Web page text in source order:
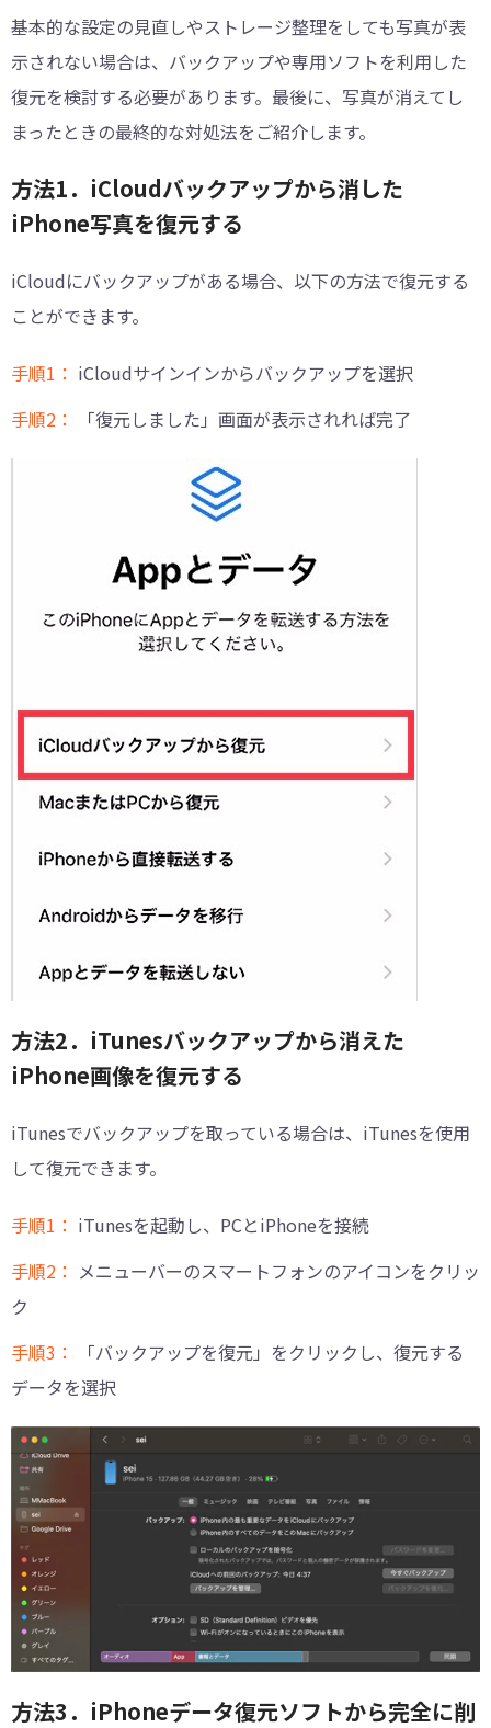
基本的な設定の見直しやストレージ整理をしても写真が表
示されない場合は、バックアップや専用ソフトを利用した
復元を検討する必要があります。最後に、写真が消えてし
まったときの最終的な対処法をご紹介します。
方法1．iCloudバックアップから消した
iPhone写真を復元する
iCloudにバックアップがある場合、以下の方法で復元する
ことができます。
手順1： iCloudサインインからバックアップを選択
手順2：
「復元しました」画面が表示されれば完了
方法2．iTunesバックアップから消えた
iPhone画像を復元する
iTunesでバックアップを取っている場合は、iTunesを使用
して復元できます。
手順1： iTunesを起動し、PCとiPhoneを接続
手順2： メニューバーのスマートフォンのアイコンをクリッ
ク
手順3：
「バックアップを復元」をクリックし、復元する
データを選択
方法3．iPhoneデータ復元ソフトから完全に削